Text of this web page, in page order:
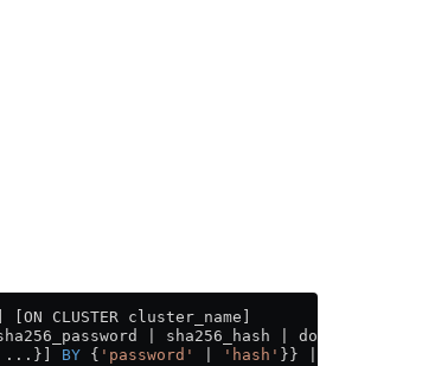
CLUSTER cluster_name]
| sha256_hash |
...}]
BY { 'password' 'hash' }} | {ldap